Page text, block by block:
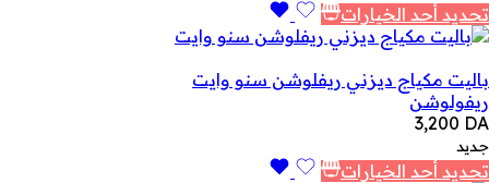
تحديد أحد الخيارات
باليت مكياج ديزني ريفلوشن سنو وايت
ريفولوشن
3,200 DA
جديد
تحديد أحد الخيارات